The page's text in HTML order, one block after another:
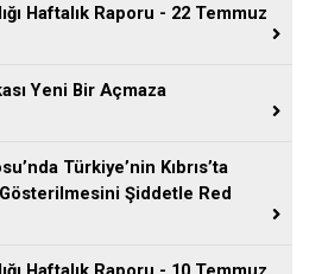
Haftalık Raporu - 22 Temmuz
Yeni Bir Açmaza
Türkiye’nin Kıbrıs’ta
Şiddetle Red